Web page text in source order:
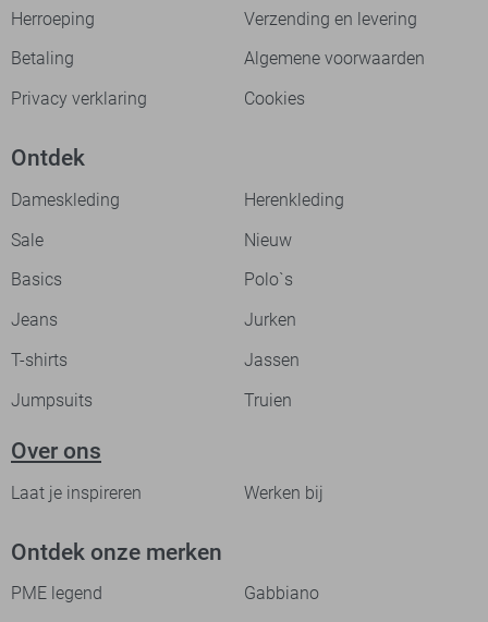
Herroeping
Verzending en levering
Betaling
Algemene voorwaarden
Privacy verklaring
Cookies
Ontdek
Dameskleding
Herenkleding
Sale
Nieuw
Basics
Polo`s
Jeans
Jurken
T-shirts
Jassen
Jumpsuits
Truien
Over ons
Laat je inspireren Werken bij
Ontdek onze merken
PME legend
Gabbiano